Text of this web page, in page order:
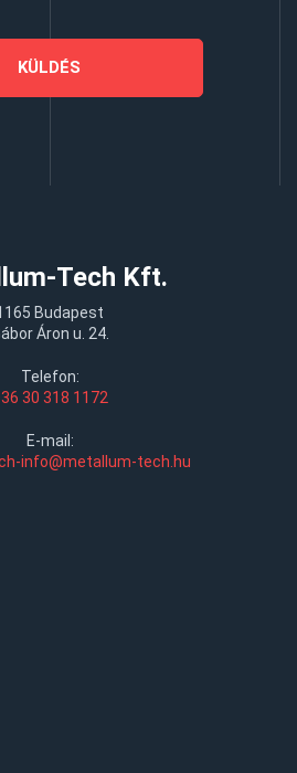
Tech Kft.
Budapest
Áron u. 24.
Telefon:
30 318 1172
E-mail:
info@metallum-tech.hu